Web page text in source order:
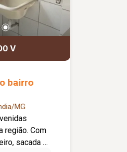
02 salões
e
integração
segurança e
lazer e
V
bairro
MG
Com
sacada e